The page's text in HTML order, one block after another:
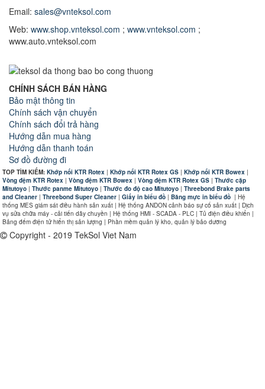
Email: sales@vnteksol.com
Web: www.shop.vnteksol.com ; www.vnteksol.com ;
www.auto.vnteksol.com
CHÍNH SÁCH BÁN HÀNG
Bảo mật thông tin
Chính sách vận chuyển
Chính sách đổi trả hàng
Hướng dẫn mua hàng
Hướng dẫn thanh toán
Sơ đồ đường đi
TOP TÌM KIẾM:Khớp nối KTR Rotex |Khớp nối KTR Rotex GS |Khớp nối KTR Bowex |
Vòng đệm KTR Rotex | Vòng đệm KTR Bowex |Vòng đệm KTR Rotex GS |Thước cặp
Mitutoyo |Thước panme Mitutoyo |Thước đo độ cao Mitutoyo |Threebond Brake parts
and Cleaner |Threebond Super Cleaner |Giấy in biểu đồ |Băng mực in biểu đồ | Hệ
thống MES giám sát điều hành sản xuất | Hệ thống ANDON cảnh báo sự cố sản xuất | Dịch
vụ sửa chữa máy - cải tiến dây chuyền | Hệ thống HMI - SCADA - PLC | Tủ điện điều khiển |
Bảng đếm điện tử hiển thị sản lượng | Phần mềm quản lý kho, quản lý bảo dưỡng
Copyright - 2019 TekSol Viet Nam